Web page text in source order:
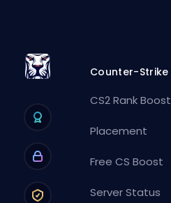
Counter-Strike
CS2 Rank Boost
Placement
Free CS Boost
Server Status